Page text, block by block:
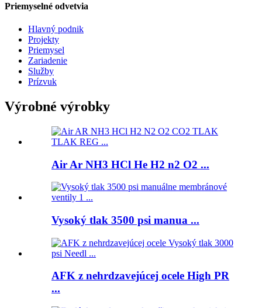
Priemyselné odvetvia
Hlavný podnik
Projekty
Priemysel
Zariadenie
Služby
Prízvuk
Výrobné výrobky
Air Ar NH3 HCl He H2 n2 O2 ...
Vysoký tlak 3500 psi manua ...
AFK z nehrdzavejúcej ocele High PR
...